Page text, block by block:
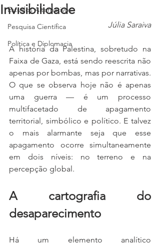
Estudos Alternativos
Pesquisa Científica
Política e Diplomacia
Invisibilidade
Júlia Saraiva
A história da Palestina, sobretudo na
Faixa de Gaza, está sendo reescrita não
apenas por bombas, mas por narrativas.
O que se observa hoje não é apenas
uma guerra — é um processo
multifacetado de apagamento
territorial, simbólico e político. E talvez
o mais alarmante seja que esse
apagamento ocorre simultaneamente
em dois níveis: no terreno e na
percepção global.
A cartografia do
desaparecimento
Há um elemento analítico